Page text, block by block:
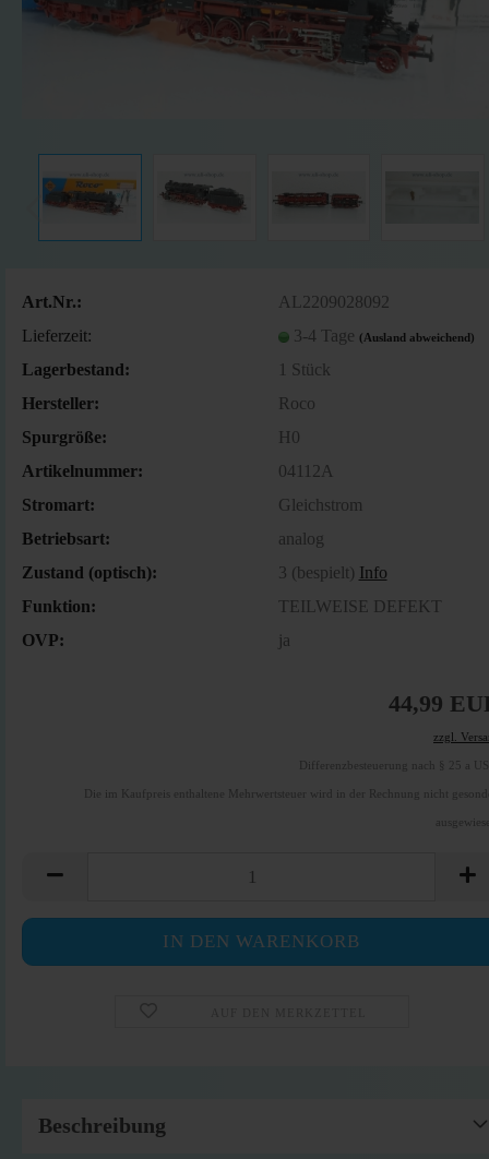
Art.Nr.:
AL2209028092
Lieferzeit:
3-4 Tage (Ausland abweichend)
Lagerbestand: 1 Stück
Hersteller:
Roco
Spurgröße:
H0
Artikelnummer:
04112A
Stromart:
Gleichstrom
Betriebsart:
analog
Zustand (optisch):
3 (bespielt) Info
Funktion:
TEILWEISE DEFEKT
OVP:
ja
44,99
zzgl.
Differenzbesteuerung nach § 25 a
Die im Kaufpreis enthaltene Mehrwertsteuer wird in der Rechnung nicht
Beschreibung